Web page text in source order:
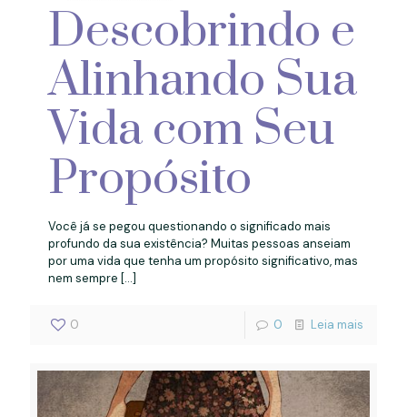
Descobrindo e
Alinhando Sua
Vida com Seu
Propósito
Você já se pegou questionando o significado mais
profundo da sua existência? Muitas pessoas anseiam
por uma vida que tenha um propósito significativo, mas
nem sempre […]
0 0 Leia mais